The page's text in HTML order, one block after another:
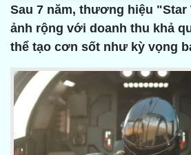
Sau 7 năm, thương hiệu
ảnh rộng với doanh thu khả
thể tạo cơn sốt như kỳ vọng